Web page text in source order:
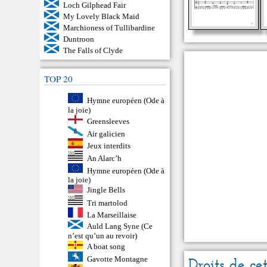
Loch Gilphead Fair
My Lovely Black Maid
Marchioness of Tullibardine
Duntroon
The Falls of Clyde
TOP 20
Hymne européen (Ode à
la joie)
Greensleeves
Air galicien
Jeux interdits
An Alarc’h
Hymne européen (Ode à
la joie)
Jingle Bells
Tri martolod
La Marseillaise
Auld Lang Syne (Ce
n’est qu’un au revoir)
A boat song
Gavotte Montagne